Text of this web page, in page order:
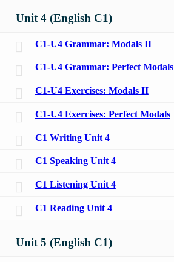
Unit 4 (English C1)
C1-U4 Grammar: Modals II
C1-U4 Grammar: Perfect Modals
C1-U4 Exercises: Modals II
C1-U4 Exercises: Perfect Modals
C1 Writing Unit 4
C1 Speaking Unit 4
C1 Listening Unit 4
C1 Reading Unit 4
Unit 5 (English C1)